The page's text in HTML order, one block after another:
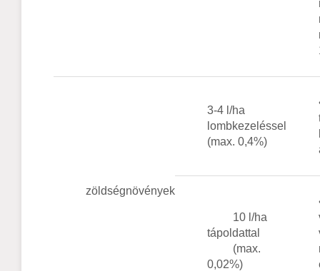
zöldségnövények
3-4 l/ha
lombkezeléssel
(max. 0,4%)
10 l/ha
tápoldattal
(max.
0,02%)